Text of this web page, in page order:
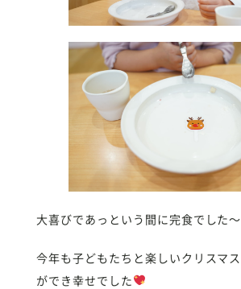
大喜びであっという間に完食でした〜
今年も子どもたちと楽しいクリスマ
ができ幸せでした